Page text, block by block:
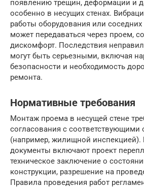
появлению трещин, деформации и
особенно в несущих стенах.
работы оборудования или
может передаваться через проем,
дискомфорт. Последствия
могут быть серьезными, включая
безопасности и необходимость
ремонта.
Нормативные требования
Монтаж проема в несущей стене
согласования с соответствующими
(например, жилищной
документы включают проект
техническое заключение о
конструкции, разрешение на
Правила проведения работ